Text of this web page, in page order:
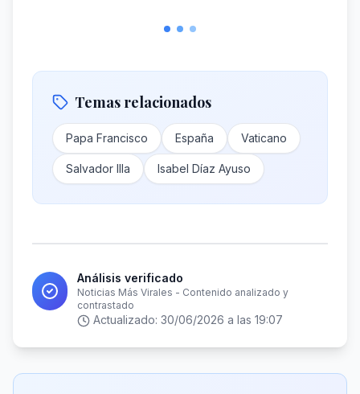
Temas relacionados
Papa Francisco España Vaticano
Salvador Illa Isabel Díaz Ayuso
Análisis verificado
Noticias Más Virales - Contenido analizado y
contrastado
Actualizado: 30/06/2026 a las 19:07